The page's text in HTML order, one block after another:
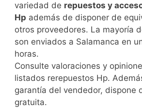
variedad de repuestos y
Hp además de disponer de
otros proveedores. La mayoría
son enviados a Salamanca en
horas.
Consulte valoraciones y
listados rerepuestos Hp.
garantía del vendedor, dispone
gratuita.